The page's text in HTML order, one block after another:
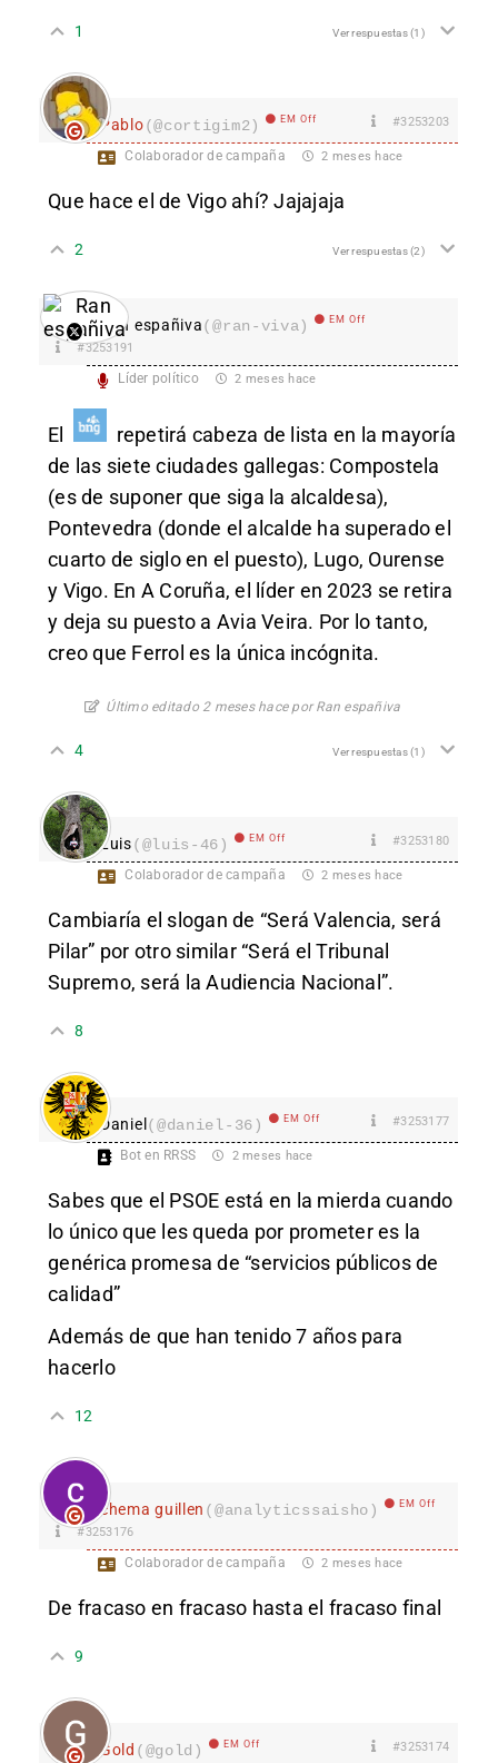
1 Ver respuestas(1)
Pablo(@cortigim2) EM Off #3253203
Colaborador de campaña 2 meses hace
Que hace el de Vigo ahí? Jajajaja
2 Ver respuestas(2)
Ran españiva(@ran-viva) EM Off
#3253191
Líder político 2 meses hace
El
repetirá cabeza de lista en la mayoría
de las siete ciudades gallegas: Compostela
(es de suponer que siga la alcaldesa),
Pontevedra (donde el alcalde ha superado el
cuarto de siglo en el puesto), Lugo, Ourense
y Vigo. En A Coruña, el líder en 2023 se retira
y deja su puesto a Avia Veira. Por lo tanto,
creo que Ferrol es la única incógnita.
Último editado 2 meses hace por Ran españiva
4 Ver respuestas(1)
Luis(@luis-46) EM Off #3253180
Colaborador de campaña 2 meses hace
Cambiaría el slogan de “Será Valencia, será
Pilar” por otro similar “Será el Tribunal
Supremo, será la Audiencia Nacional”.
8
Daniel(@daniel-36) EM Off #3253177
Bot en RRSS 2 meses hace
Sabes que el PSOE está en la mierda cuando
lo único que les queda por prometer es la
genérica promesa de “servicios públicos de
calidad”
Además de que han tenido 7 años para
hacerlo
12
chema guillen (@analyticssaisho) EM Off
#3253176
Colaborador de campaña 2 meses hace
De fracaso en fracaso hasta el fracaso final
9
Gold (@gold) EM Off #3253174